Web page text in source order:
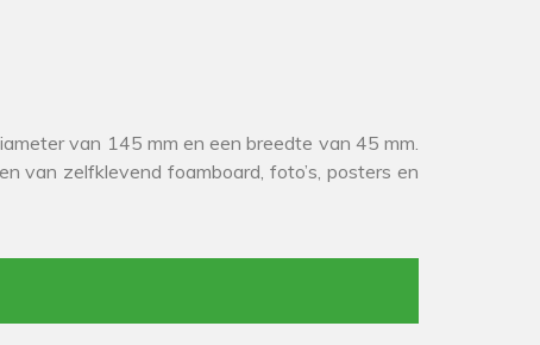
van 145 mm en een breedte van 45 mm.
van zelfklevend foamboard, foto’s, posters en